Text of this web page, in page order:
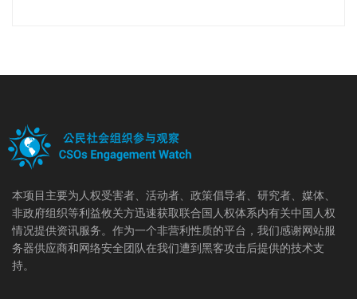
本项目主要为人权受害者、活动者、政策倡导者、研究者、媒体、
非政府组织等利益攸关方迅速获取联合国人权体系内有关中国人权
情况提供资讯服务。作为一个非营利性质的平台，我们感谢网站服
务器供应商和网络安全团队在我们遭到黑客攻击后提供的技术支
持。